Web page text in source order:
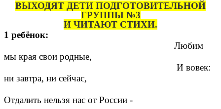
ВЫХОДЯТ ДЕТИ ПОДГОТОВИТЕЛЬНОЙ
ГРУППЫ №3
И ЧИТАЮТ СТИХИ.
1 ребёнок:
Любим
мы края свои родные,
И вовек:
ни завтра, ни сейчас,
Отдалить нельзя нас от России -